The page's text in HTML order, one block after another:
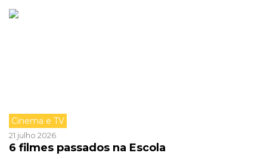
Cinema e TV
21 julho 2026
6 filmes passados na Escola